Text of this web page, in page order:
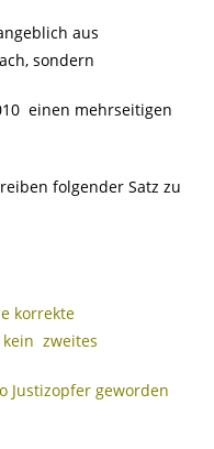
aus
sondern
einen mehrseitigen
folgender Satz zu
korrekte
zweites
Justizopfer geworden